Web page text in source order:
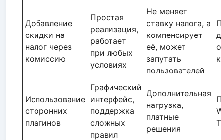
Добавление
скидки на
налог через
комиссию
Простая
реализация,
работает
при любых
условиях
Не меняет
ставку налога, а
компенсирует
её, может
запутать
пользователей
Использование
сторонних
плагинов
Графический
интерфейс,
поддержка
сложных
правил
Дополнительная
нагрузка,
платные
решения